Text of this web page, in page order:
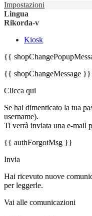
Impostazioni
Lingua
Rikorda-v
Kiosk
{{
{{ shopChangeMessage }}
Clicca qui
Se hai dimenticato la tua
username).
Ti verrà inviata una e-mail
{{ authForgotMsg }}
Invia
Hai ricevuto nuove
per leggerle.
Vai alle comunicazioni